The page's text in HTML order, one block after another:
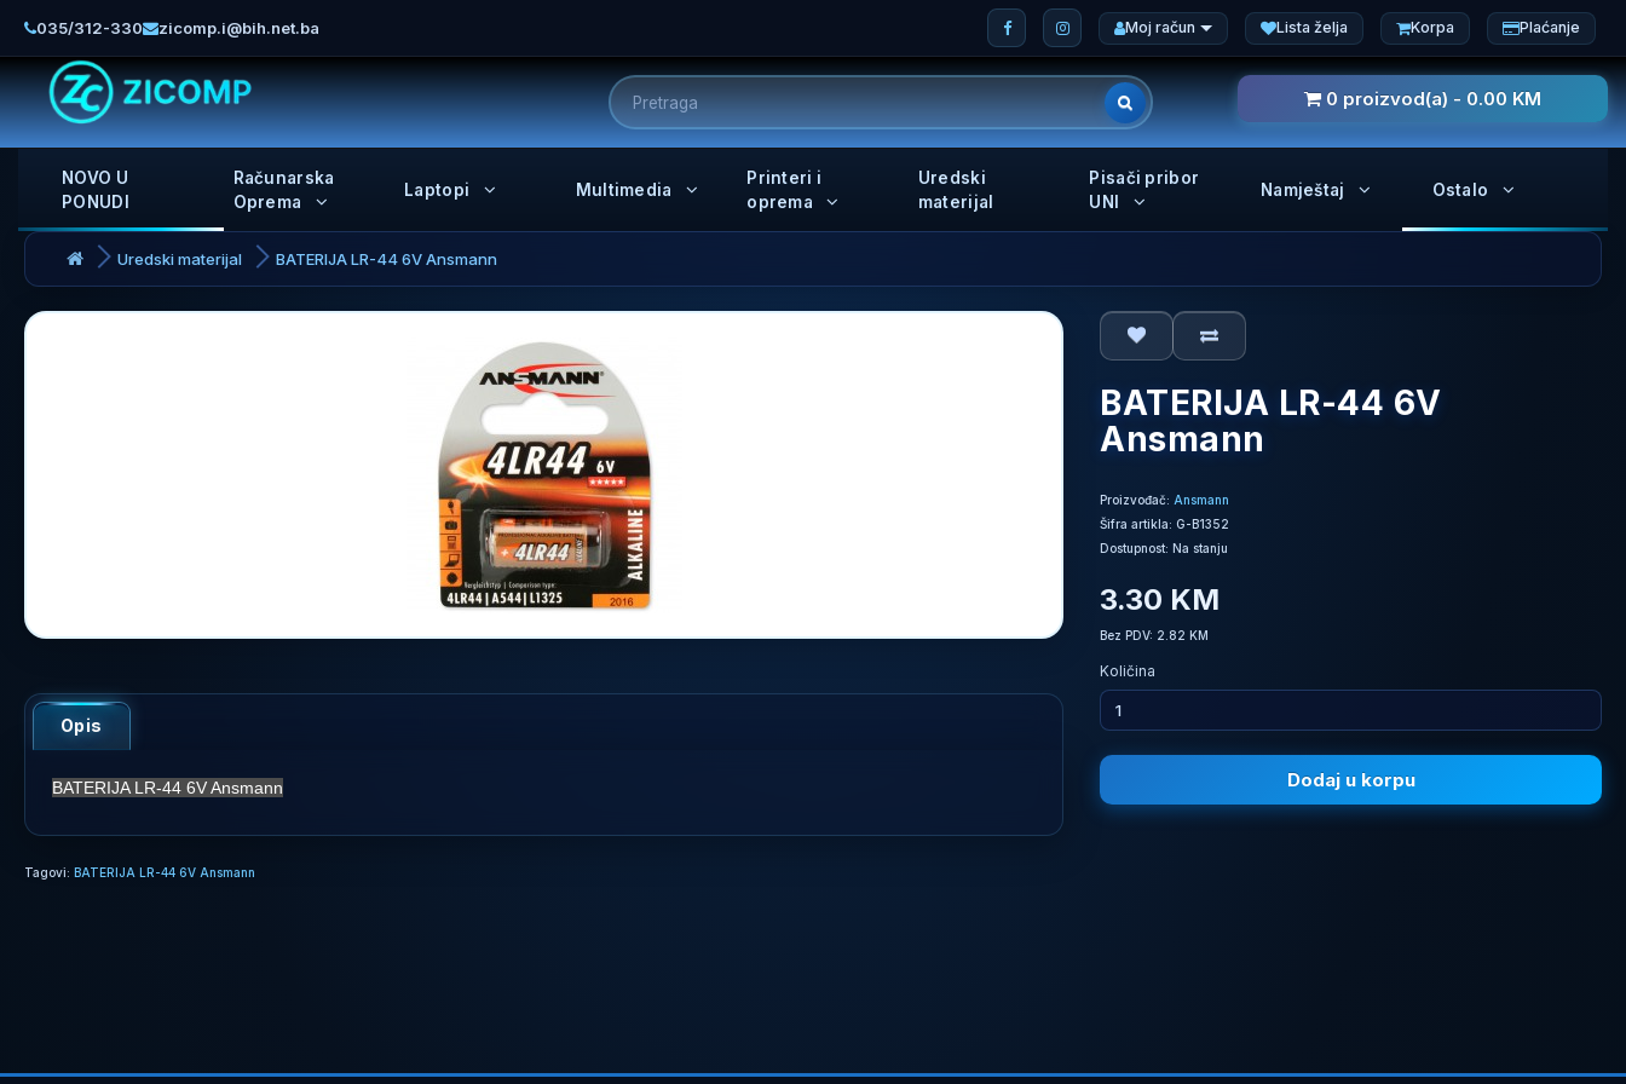
035/312-330 zicomp.i@bih.net.ba Moj račun Lista želja Korpa Plaćanje
0 proizvod(a) - 0.00 KM
NOVO U
PONUDI
Računarska
Oprema
Laptopi Multimedia
Printeri i
oprema
Uredski
materijal
Pisači pribor
UNI
Namještaj Ostalo
Uredski materijal BATERIJA LR-44 6V Ansmann
Opis
BATERIJA LR-44 6V Ansmann
BATERIJA LR-44 6V
Ansmann
Proizvođač: Ansmann
Šifra artikla: G-B1352
Dostupnost: Na stanju
3.30 KM
Bez PDV: 2.82 KM
Količina
Dodaj u korpu
Tagovi: BATERIJA LR-44 6V Ansmann